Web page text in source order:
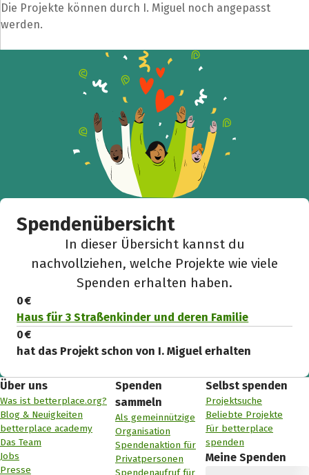
Die Projekte können durch I. Miguel noch angepasst
werden.
Spendenübersicht
In dieser Übersicht kannst du
nachvollziehen, welche Projekte wie viele
Spenden erhalten haben.
0 €
Haus für 3 Straßenkinder und deren Familie
0 €
hat das Projekt schon von I. Miguel erhalten
Über uns
Was ist betterplace.org?
Blog & Neuigkeiten
betterplace academy
Das Team
Jobs
Presse
Spenden
sammeln
Als gemeinnützige
Organisation
Spendenaktion für
Privatpersonen
Spendenaufruf für
Selbst spenden
Projektsuche
Beliebte Projekte
Für betterplace
spenden
Meine Spenden